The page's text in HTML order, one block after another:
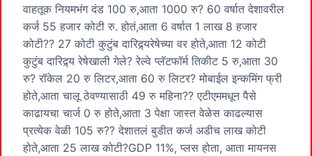
वाहतूक नियमभंग दंड 100 रु,आता 1000 रु? 60 वर्षात देशावरील
कर्ज 55 हजार कोटी रु. होतं,आता 6 वर्षात 1 लाख 8 हजार
कोटी?? 27 कोटी कुटुंब दारिद्र्यरेषेच्या वर होते,आता 12 कोटी
कुटुंब दारिद्र्य रेषेखाली गेले? रेल्वे प्लॅटफॉर्म तिकीट 5 रु,आता 30
रु? रॉकेल 20 रु लिटर,आता 60 रु लिटर? मोबाईल इन्कमिंग फ्री
होते,आता चालू ठेवण्यासाठी 49 रु महिना?? एटीएममधून पैसे
काढायचा चार्ज 0 रु होते,आता 3 पेक्षा जास्त वेळेस काढल्यास
प्रत्येक वेळी 105 रु?? देशातलं बुडीत कर्ज अडीच लाख कोटी
होते,आता 25 लाख कोटी?GDP 11%, प्लस होता, आता मायनस